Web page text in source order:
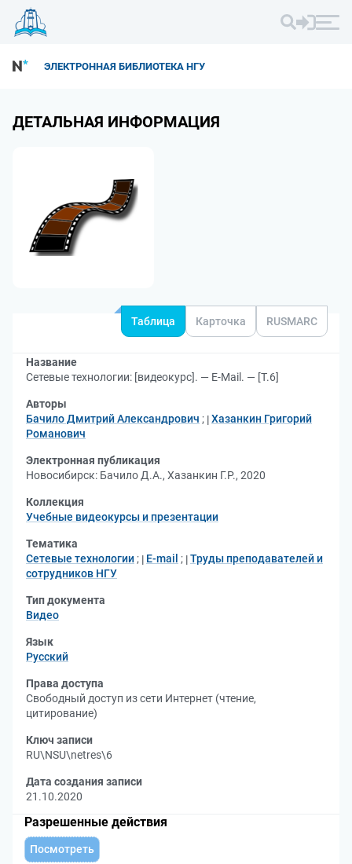
ЭЛЕКТРОННАЯ БИБЛИОТЕКА НГУ
ДЕТАЛЬНАЯ ИНФОРМАЦИЯ
Таблица Карточка RUSMARC
Название
Сетевые технологии: [видеокурс]. — E-Mail. — [Т.6]
Авторы
Бачило Дмитрий Александрович ; Хазанкин Григорий
Романович
Электронная публикация
Новосибирск: Бачило Д.А., Хазанкин Г.Р., 2020
Коллекция
Учебные видеокурсы и презентации
Тематика
Сетевые технологии ; E-mail ; Труды преподавателей и
сотрудников НГУ
Тип документа
Видео
Язык
Русский
Права доступа
Свободный доступ из сети Интернет (чтение,
цитирование)
Ключ записи
RU\NSU\netres\6
Дата создания записи
21.10.2020
Разрешенные действия
Посмотреть